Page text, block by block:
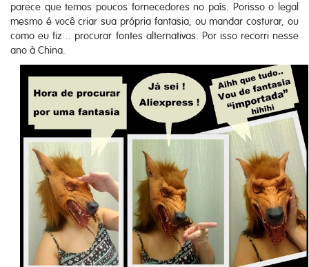
parece que temos poucos fornecedores no país. Porisso o legal
mesmo é você criar sua própria fantasia, ou mandar costurar, ou
como eu fiz .. procurar fontes alternativas. Por isso recorri nesse
ano à China.